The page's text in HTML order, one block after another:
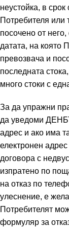
неустойка, в срок
Потребителя или
посочено от
датата, на която
превозвача и
последната
много стоки с
За да упражни
да уведоми
адрес и ако има
електронен
договора с
изпратено по
на отказ по
улеснение, е
Потребителят
формуляр за